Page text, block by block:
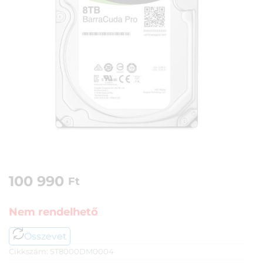
100 990 Ft
Nem rendelhető
Összevet
Cikkszám: ST8000DM0004